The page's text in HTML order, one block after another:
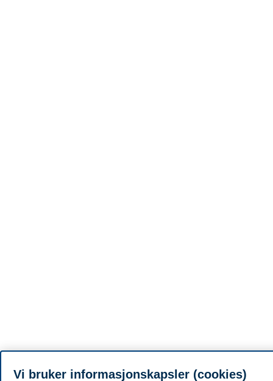
Vi bruker informasjonskapsler (cookies)